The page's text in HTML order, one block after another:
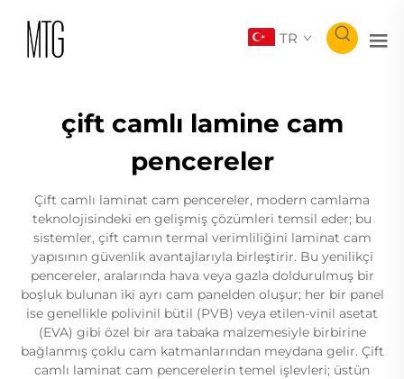
TR
çift camlı lamine cam
pencereler
Çift camlı laminat cam pencereler, modern camlama
teknolojisindeki en gelişmiş çözümleri temsil eder; bu
sistemler, çift camın termal verimliliğini laminat cam
yapısının güvenlik avantajlarıyla birleştirir. Bu yenilikçi
pencereler, aralarında hava veya gazla doldurulmuş bir
boşluk bulunan iki ayrı cam panelden oluşur; her bir panel
ise genellikle polivinil bütil (PVB) veya etilen-vinil asetat
(EVA) gibi özel bir ara tabaka malzemesiyle birbirine
bağlanmış çoklu cam katmanlarından meydana gelir. Çift
camlı laminat cam pencerelerin temel işlevleri; üstün